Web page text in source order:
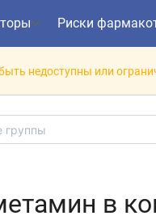
Риски
недоступны или
в